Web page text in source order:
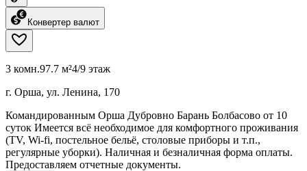
Конвертер валют
3 комн.97.7 м²4/9 этаж
г. Орша, ул. Ленина, 170
Командированным Орша Дубровно Барань Болбасово от 10
суток Имеется всё необходимое для комфортного проживания
(TV, Wi-fi, постельное бельё, столовые приборы и т.п.,
регулярные уборки). Наличная и безналичная форма оплаты.
Предоставляем отчетные документы.